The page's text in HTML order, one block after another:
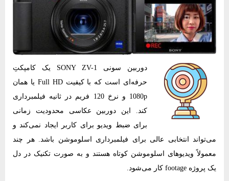
دوربین سونی SONY ZV-1 یک کامپکتِ
حرفه‌ای است که با کیفیت Full HD یا همان
1080p و نرخ 120 فریم در ثانیه فیلمبرداری
کند. این دوربین عکاسی محدودیت زمانی
برای ضبط ویدیو برای کاربر ایجاد نمی‌کند و
می‌تواند انتخابی عالی برای فیلمبرداری اسلوموشن باشد. هر چند
معمولاً ویدیوهای اسلوموشن کوتاه هستند و به صورت تکنیک در دل
یک پروژه footage کار می‌شود.